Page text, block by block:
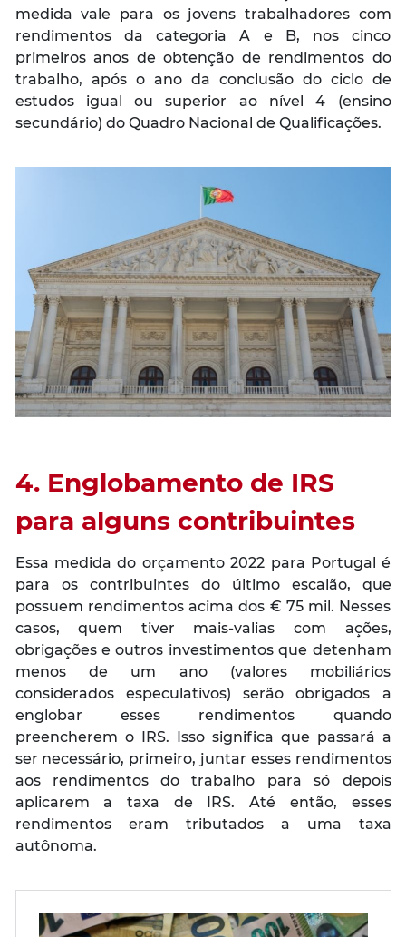
medida vale para os jovens trabalhadores com
rendimentos da categoria A e B, nos cinco
primeiros anos de obtenção de rendimentos do
trabalho, após o ano da conclusão do ciclo de
estudos igual ou superior ao nível 4 (ensino
secundário) do Quadro Nacional de Qualificações.
4. Englobamento de IRS
para alguns contribuintes
Essa medida do orçamento 2022 para Portugal é
para os contribuintes do último escalão, que
possuem rendimentos acima dos € 75 mil. Nesses
casos, quem tiver mais-valias com ações,
obrigações e outros investimentos que detenham
menos de um ano (valores mobiliários
considerados especulativos) serão obrigados a
englobar esses rendimentos quando
preencherem o IRS. Isso significa que passará a
ser necessário, primeiro, juntar esses rendimentos
aos rendimentos do trabalho para só depois
aplicarem a taxa de IRS. Até então, esses
rendimentos eram tributados a uma taxa
autônoma.